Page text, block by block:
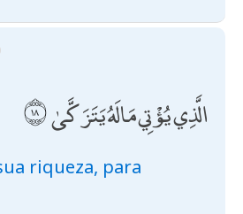
الَّذِي يُؤْتِي مَالَهُ يَتَزَكَّىٰ
riqueza, para